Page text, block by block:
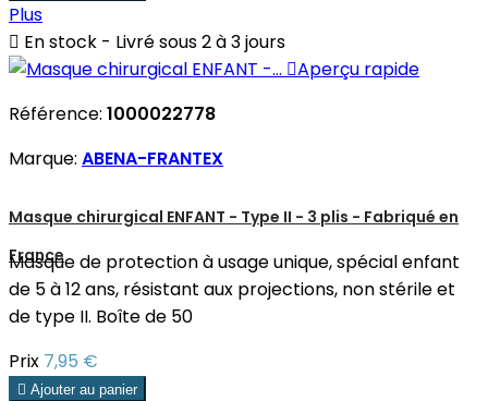
Plus
 En stock - Livré sous 2 à 3 jours
Aperçu rapide
Référence: 1000022778
Marque: ABENA-FRANTEX
Masque chirurgical ENFANT - Type II - 3 plis - Fabriqué en
France
Masque de protection à usage unique, spécial enfant
de 5 à 12 ans, résistant aux projections, non stérile et
de type II. Boîte de 50
Prix 7,95 €
 Ajouter au panier